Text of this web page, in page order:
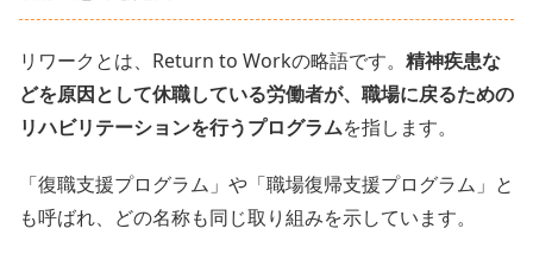
リワークとは、Return to Workの略語です。 精神疾患な
どを原因として休職している労働者が、職場に戻るための
リハビリテーションを行うプログラムを指します。
「復職支援プログラム」や「職場復帰支援プログラム」と
も呼ばれ、どの名称も同じ取り組みを示しています。